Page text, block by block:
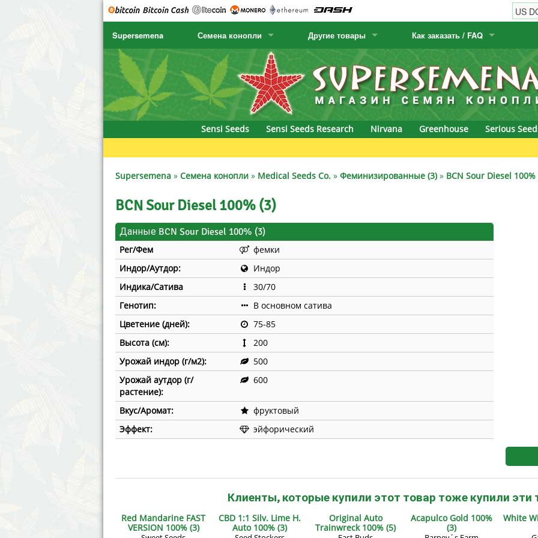
Supersemena Семена конопли
SENSI SEEDS
SENSI SEEDS RESEARCH
NIRVANA
SERIOUS SEEDS
SPLIFF SEEDS
Ace Seeds
Anaconda Seeds
Annabelle´s Garden
Barney´s Farm
Blimburn Seeds
Bulk Seed Bank
Bulldog Seeds
Cannabella Genetics
CBD Crew
Chronic & Caviar
Delicious Seeds
Dr. Underground Seeds
Dutch Passion
Empire Seeds
Exotic Seeds
Fast Buds
Female Seeds
G13 Labs
Genehtik Seeds
Green Bodhi
House of the Great Gardener
Humboldt Seed Company
Humboldt Seeds
Hyp3rids
krauTHCollective
Mallorca Seeds
Medical Seeds Co.
Positronics
Prana Medical
Pyramid Seeds
Ripper Seeds
Samsara Seeds
Seed Stockers
Silent Seeds
Söllner -
Другие товары
Семена кактусов
Канарские растения
Как заказать / FAQ
Как заказать
Виды / цены доставки
Sensi Seeds
Sensi Seeds Research Nirvana Greenhouse Serious
Supersemena » Семена конопли » Medical Seeds Co. » Феминизированные (3)» BCN Sour Diesel 100%
BCN Sour Diesel 100% (3)
Данные BCN Sour Diesel 100% (3)
Рег/Фем
фемки
Индор/Аутдор:
Индор
Индика/Сатива
30/70
Генотип:
В основном сатива
Цветение (дней):
75-85
Высота (см):
200
Урожай индор (г/м2):
500
Урожай аутдор (г/
растение):
600
Вкус/Аромат:
фруктовый
Эффект:
эйфорический
Клиенты, которые купили этот товар тоже купили эти
Red Mandarine FAST
VERSION 100% (3)
CBD 1:1 Silv. Lime H.
Auto 100% (3)
Original Auto
Trainwreck 100% (5)
Acapulco Gold 100%
(3)
White